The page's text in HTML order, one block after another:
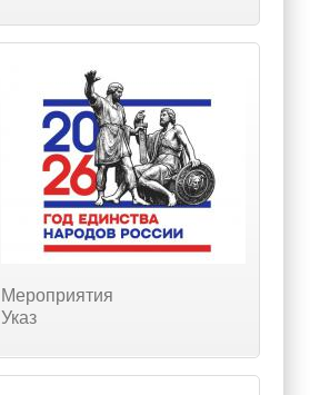
Мероприятия
Указ